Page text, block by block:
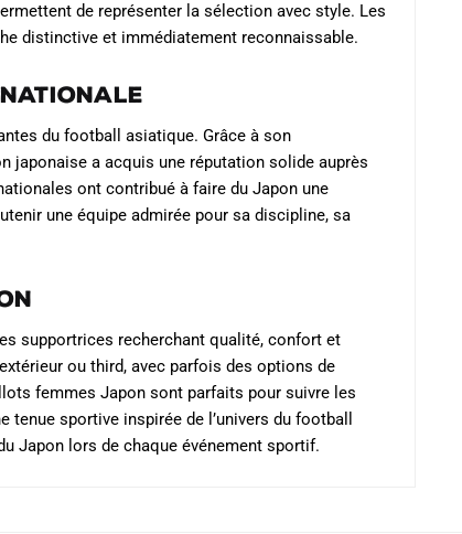
sur
la
du
de représenter la sélection avec style. Les
distinctive et immédiatement reconnaissable.
du football asiatique. Grâce à son
japonaise a acquis une réputation solide auprès
ont contribué à faire du Japon une
une équipe admirée pour sa discipline, sa
supportrices recherchant qualité, confort et
ou third, avec parfois des options de
femmes Japon sont parfaits pour suivre les
sportive inspirée de l’univers du football
Japon lors de chaque événement sportif.